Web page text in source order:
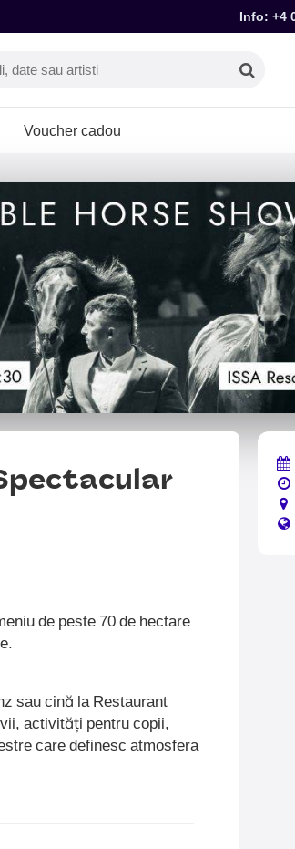
Info: +4
Voucher cadou
Spectacular
de peste 70 de hectare
sau cină la Restaurant
activități pentru copii,
care definesc atmosfera